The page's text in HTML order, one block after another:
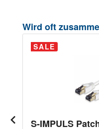
Produktgalerie
Wird oft
SALE
S-IMPULS